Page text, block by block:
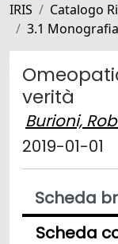
IRIS Catalogo
3.1
verità
Burioni,
2019-01-01
Scheda
Scheda